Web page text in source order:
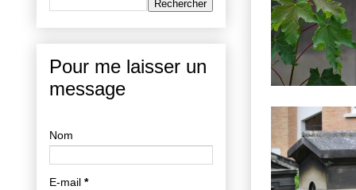
Pour me laisser un
message
Nom
E-mail *